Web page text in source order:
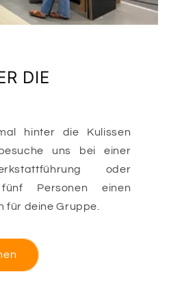
DIE
hinter die Kulissen
uns bei einer
oder
Personen einen
für deine Gruppe.